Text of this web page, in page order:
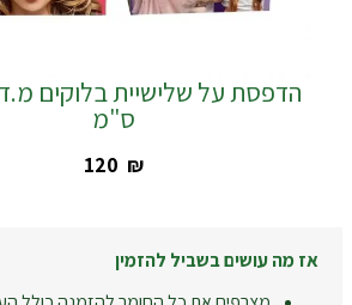
ס"מ
‎120 ₪
אז מה עושים בשביל להזמין